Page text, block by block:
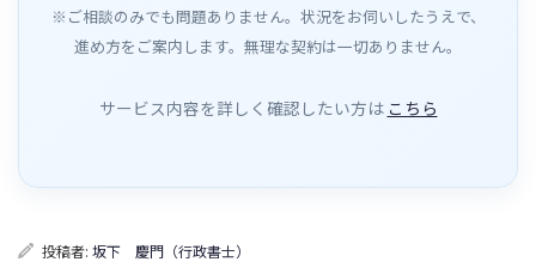
※ご相談のみでも問題ありません。状況をお伺いしたうえで、
進め方をご案内します。無理な契約は一切ありません。
サービス内容を詳しく確認したい方は こちら
投稿者: 坂下 慶門（行政書士）